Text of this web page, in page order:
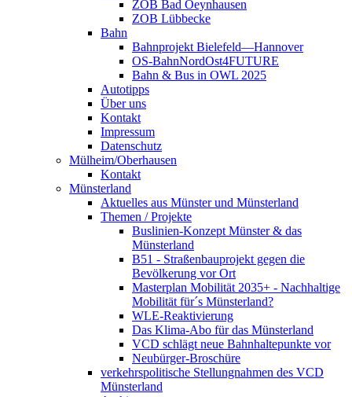
ZOB Bad Oeynhausen
ZOB Lübbecke
Bahn
Bahnprojekt Bielefeld—Hannover
OS-BahnNordOst4FUTURE
Bahn & Bus in OWL 2025
Autotipps
Über uns
Kontakt
Impressum
Datenschutz
Mülheim/Oberhausen
Kontakt
Münsterland
Aktuelles aus Münster und Münsterland
Themen / Projekte
Buslinien-Konzept Münster & das
Münsterland
B51 - Straßenbauprojekt gegen die
Bevölkerung vor Ort
Masterplan Mobilität 2035+ - Nachhaltige
Mobilität für´s Münsterland?
WLE-Reaktivierung
Das Klima-Abo für das Münsterland
VCD schlägt neue Bahnhaltepunkte vor
Neubürger-Broschüre
verkehrspolitische Stellungnahmen des VCD
Münsterland